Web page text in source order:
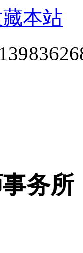
本站
务所